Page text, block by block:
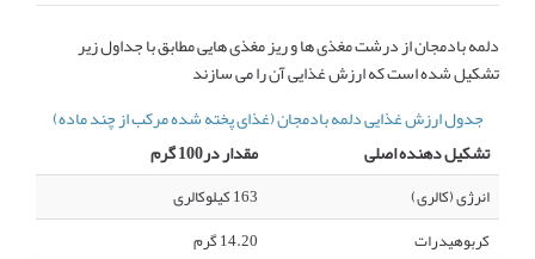
دلمه بادمجان از درشت مغذی ها و ریز مغذی هایی مطابق با جداول زیر
تشکیل شده است که ارزش غذایی آن را می سازند
جدول ارزش غذایی دلمه بادمجان (غذای پخته شده مرکب از چند ماده)
تشکیل دهنده اصلی
مقدار در100 گرم
انرژی (کالری)
163 کیلوکالری
کربوهیدرات
14.20 گرم